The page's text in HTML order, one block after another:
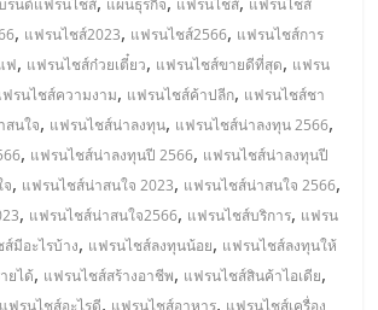
รนด์แฟรนไชส์ แผนธุรกิจ แฟรนไชส์ แฟรนไชส์
, แฟรนไชส์2023, แฟรนไชส์2566, แฟรนไชส์การ
ฟ, แฟรนไชส์ก๋วยเตี๋ยว, แฟรนไชส์ขายดีที่สุด, แฟรน
รนไชส์ความงาม, แฟรนไชส์ค้าปลีก, แฟรนไชส์ชา
สนใจ, แฟรนไชส์น่าลงทุน, แฟรนไชส์น่าลงทุน 2566,
, แฟรนไชส์น่าลงทุนปี 2566, แฟรนไชส์น่าลงทุนปี
, แฟรนไชส์น่าสนใจ 2023, แฟรนไชส์น่าสนใจ 2566,
, แฟรนไชส์น่าสนใจ2566, แฟรนไชส์บริการ, แฟรน
มีอะไรบ้าง, แฟรนไชส์ลงทุนน้อย, แฟรนไชส์ลงทุนให้
ยได้, แฟรนไชส์สร้างอาชีพ, แฟรนไชส์สินค้าไอเดีย,
, ,